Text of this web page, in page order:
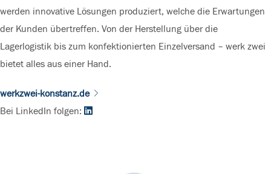
werden innovative Lösungen produziert, welche die Erwartungen
der Kunden übertreffen. Von der Herstellung über die
Lagerlogistik bis zum konfektionierten Einzelversand – werk zwei
bietet alles aus einer Hand.
werkzwei-konstanz.de
Bei LinkedIn folgen: